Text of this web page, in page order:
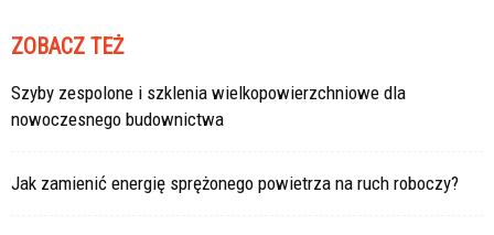
ZOBACZ TEŻ
Szyby zespolone i szklenia wielkopowierzchniowe dla
nowoczesnego budownictwa
Jak zamienić energię sprężonego powietrza na ruch roboczy?